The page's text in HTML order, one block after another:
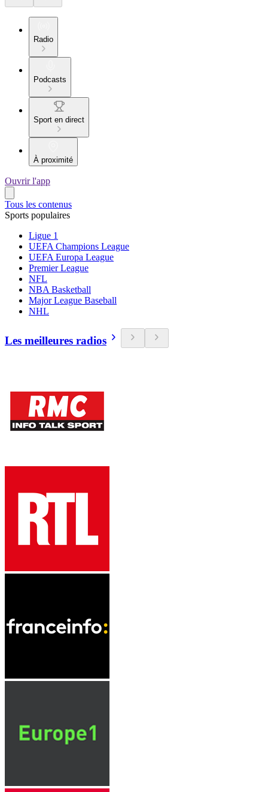
Radio
Podcasts
Sport en direct
À proximité
Ouvrir l'app
Tous les contenus
Sports populaires
Ligue 1
UEFA Champions League
UEFA Europa League
Premier League
NFL
NBA Basketball
Major League Baseball
NHL
Les meilleures radios